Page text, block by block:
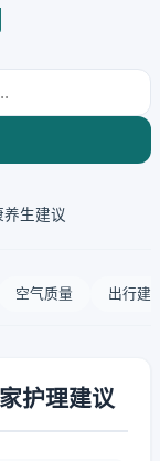
养生建议
空气质量 出行建
护理建议